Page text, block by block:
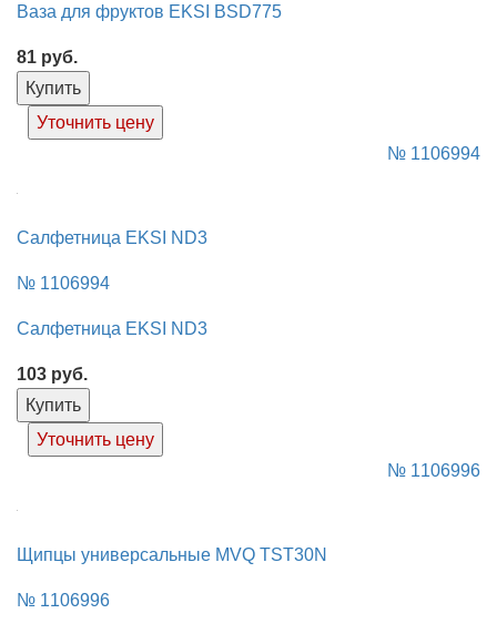
Ваза для фруктов EKSI BSD775
81 руб.
Купить
Уточнить цену
№ 1106994
Салфетница EKSI ND3
№ 1106994
Салфетница EKSI ND3
103 руб.
Купить
Уточнить цену
№ 1106996
Щипцы универсальные MVQ TST30N
№ 1106996